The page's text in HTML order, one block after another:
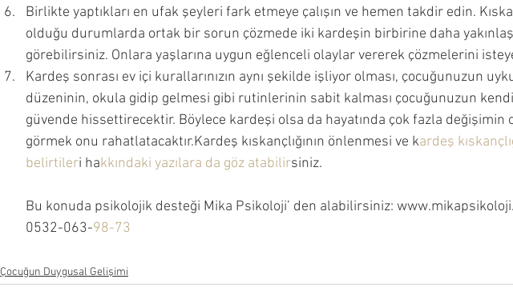
Birlikte yaptıkları en ufak şeyleri fark etmeye çalışın ve hemen takdir edin.
olduğu durumlarda ortak bir sorun çözmede iki kardeşin birbirine daha
görebilirsiniz. Onlara yaşlarına uygun eğlenceli olaylar vererek çözmelerini
Kardeş sonrası ev içi kurallarınızın aynı şekilde işliyor olması, çocuğunuzun
düzeninin, okula gidip gelmesi gibi rutinlerinin sabit kalması çocuğunuzun
güvende hissettirecektir. Böylece kardeşi olsa da hayatında çok fazla değişimin
görmek onu rahatlatacaktır.Kardeş kıskançlığının önlenmesi ve kardeş
belirtileri hakkındaki yazılara da göz atabilirsiniz.
Bu konuda psikolojik desteği Mika Psikoloji’ den alabilirsiniz:
0532-063-98-73
Çocuğun Duygusal Gelişimi